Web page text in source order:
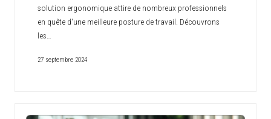
solution ergonomique attire de nombreux professionnels
en quête d'une meilleure posture de travail. Découvrons
les…
27 septembre 2024